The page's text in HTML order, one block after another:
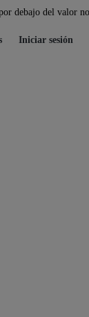
debajo del valor
Iniciar sesión